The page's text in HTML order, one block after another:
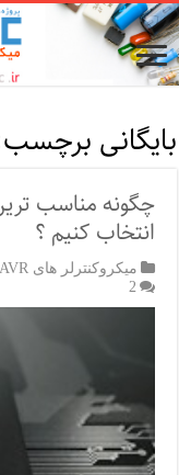
بایگانی
چگونه مناسب ترین
انتخاب کنیم ؟
میکروکنترلر های AVR
2